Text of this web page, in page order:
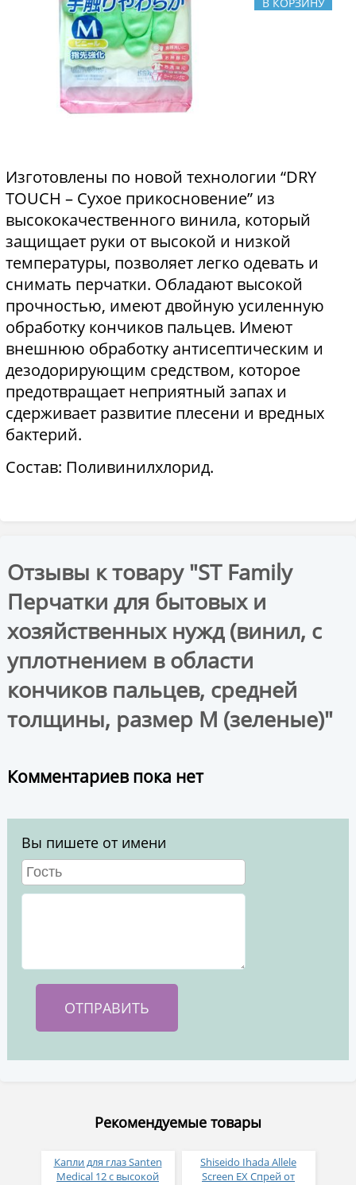
Изготовлены по новой технологии “DRY
TOUCH – Сухое прикосновение” из
высококачественного винила, который
защищает руки от высокой и низкой
температуры, позволяет легко одевать и
снимать перчатки. Обладают высокой
прочностью, имеют двойную усиленную
обработку кончиков пальцев. Имеют
внешнюю обработку антисептическим и
дезодорирующим средством, которое
предотвращает неприятный запах и
сдерживает развитие плесени и вредных
бактерий.
Состав: Поливинилхлорид.
Отзывы к товару "ST Family
Перчатки для бытовых и
хозяйственных нужд (винил, с
уплотнением в области
кончиков пальцев, средней
толщины, размер M (зеленые)"
Комментариев пока нет
Вы пишете от имени
Рекомендуемые товары
Капли для глаз Santen
Medical 12 с высокой
Shiseido Ihada Allele
Screen EX Спрей от